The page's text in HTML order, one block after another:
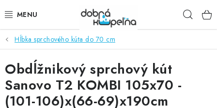
na
SPRCHOVÉ KÚTY
SPRCHOVÉ DVERE
BATÉRIE
Hĺbka sprchového kúta do 70 cm
Obdĺžnikový sprchový kút
Sanovo T2 KOMBI 105x70 -
(101-106)x(66-69)x190cm